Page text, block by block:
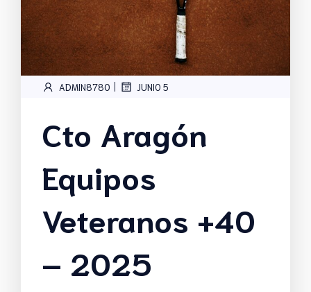
ADMIN8780 | JUNIO 5
Cto Aragón
Equipos
Veteranos +40
– 2025